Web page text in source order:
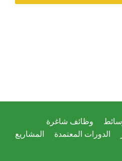
وظائف شاغرة
الدورات المعتمدة المشاريع